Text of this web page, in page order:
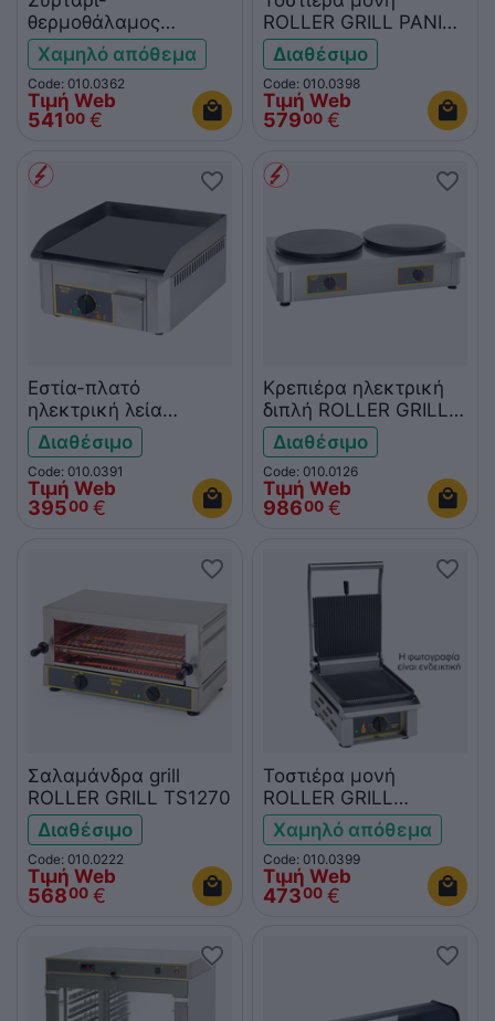
θερμοθάλαμος
ROLLER GRILL CB20
Χαμηλό απόθεμα
Code: 010.0362
Τιμή Web
54100 €
ROLLER GRILL PANINI
LΔιαθέσιμο
Code: 010.0398
Τιμή Web
57900 €
Εστία-πλατό
ηλεκτρική λεία
ROLLER GRILL
PSR400E
Διαθέσιμο
Code: 010.0391
Τιμή Web
39500 €
Κρεπιέρα ηλεκτρική
διπλή ROLLER GRILL
CDE350
Διαθέσιμο
Code: 010.0126
Τιμή Web
98600 €
Σαλαμάνδρα grill
ROLLER GRILL TS1270
Διαθέσιμο
Code: 010.0222
Τιμή Web
56800 €
Τοστιέρα μονή
ROLLER GRILL
SAVOYE L
Χαμηλό απόθεμα
Code: 010.0399
Τιμή Web
47300 €